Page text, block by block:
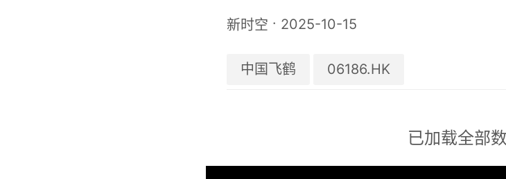
架协议
新时空 · 2025-10-15
中国飞鹤 06186.HK
已加载全部